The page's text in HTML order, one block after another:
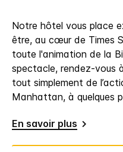
Notre hôtel vous place
être, au cœur de Times
toute l'animation de la
spectacle, rendez-vous
tout simplement de
Manhattan, à quelques
En savoir plus